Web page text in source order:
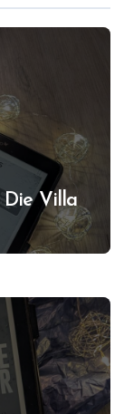
Die Villa